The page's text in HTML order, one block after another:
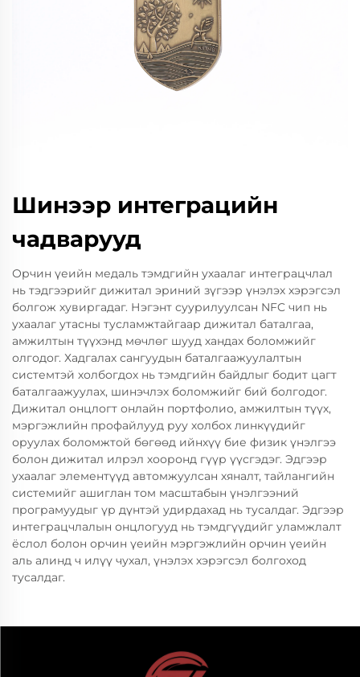
Шинээр интеграцийн
чадварууд
Орчин үеийн медаль тэмдгийн ухаалаг интеграцчлал
нь тэдгээрийг дижитал эриний зүгээр үнэлэх хэрэгсэл
болгож хувиргадаг. Нэгэнт суурилуулсан NFC чип нь
ухаалаг утасны тусламжтайгаар дижитал баталгаа,
амжилтын түүхэнд мөчлөг шууд хандах боломжийг
олгодог. Хадгалах сангуудын баталгаажуулалтын
системтэй холбогдох нь тэмдгийн байдлыг бодит цагт
баталгаажуулах, шинэчлэх боломжийг бий болгодог.
Дижитал онцлогт онлайн портфолио, амжилтын түүх,
мэргэжлийн профайлууд руу холбох линкүүдийг
оруулах боломжтой бөгөөд ийнхүү бие физик үнэлгээ
болон дижитал илрэл хооронд гүүр үүсгэдэг. Эдгээр
ухаалаг элементүүд автомжуулсан хяналт, тайлангийн
системийг ашиглан том масштабын үнэлгээний
програмуудыг үр дүнтэй удирдахад нь тусалдаг. Эдгээр
интеграцчлалын онцлогууд нь тэмдгүүдийг уламжлалт
ёслол болон орчин үеийн мэргэжлийн орчин үеийн
аль алинд ч илүү чухал, үнэлэх хэрэгсэл болгоход
тусалдаг.